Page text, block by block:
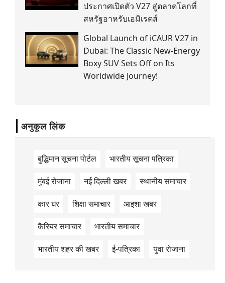
ประกาศเปิดตัว V27 สู่ตลาดโลกที่
สหรัฐอาหรับเอมิเรตส์
Global Launch of iCAUR V27 in
Dubai: The Classic New-Energy
Boxy SUV Sets Off on Its
Worldwide Journey!
अनुकूल लिंक
बुद्धिमान सूचना पोर्टल भारतीय सूचना पत्रिका
मुंबई रोजाना नई दिल्ली खबर स्थानीय समाचार
कार घर शिक्षा समाचार आइशा खबर
कैरियर समाचार भारतीय समाचार
भारतीय शहर की खबर ई-पत्रिका युवा रोजाना